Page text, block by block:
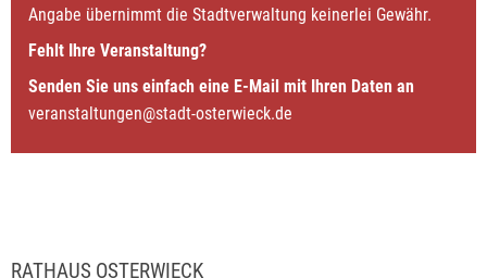
Angabe übernimmt die Stadtverwaltung keinerlei Gewähr.
Fehlt Ihre Veranstaltung?
Senden Sie uns einfach eine E-Mail mit Ihren Daten an
veranstaltungen@stadt-osterwieck.de
RATHAUS OSTERWIECK